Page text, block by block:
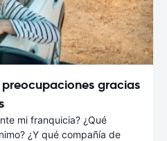
gracias
mi franquicia? ¿Qué
¿Y qué compañía de